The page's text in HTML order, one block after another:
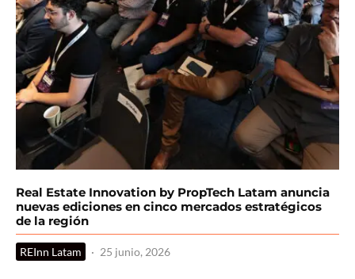
Real Estate Innovation by PropTech Latam anuncia
nuevas ediciones en cinco mercados estratégicos
de la región
REInn Latam · 25 junio, 2026